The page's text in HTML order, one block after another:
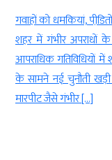
जबलपुर। उच्च न्यायालय
की सुनवाई अब पूरी हो
चली लंबी और विस्तृत बहस
रख लिया है। इस फैसले